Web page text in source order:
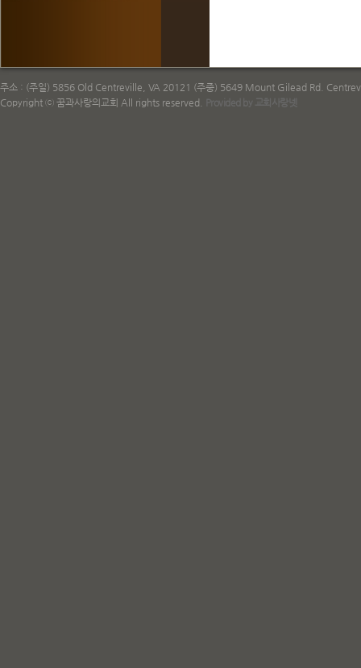
주소 : (주일) 5856 Old Centreville, VA 20121 (주중) 5649 Mount Gilead Rd.
Copyright ⓒ 꿈과사랑의교회 All rights reserved.
Provided by 교회사랑넷